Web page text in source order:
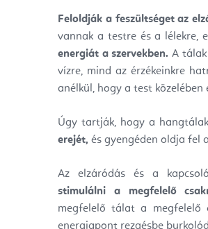
Feloldják a feszültséget az
vannak a testre és a lélekre,
energiát a szervekben. A tálak
vízre, mind az érzékeinkre
anélkül, hogy a test közelében
Úgy tartják, hogy a
erejét, és gyengéden oldja fel
Az elzáródás és a
stimulálni a megfelelő
megfelelő tálat a megfelelő
energiapont rezgésbe